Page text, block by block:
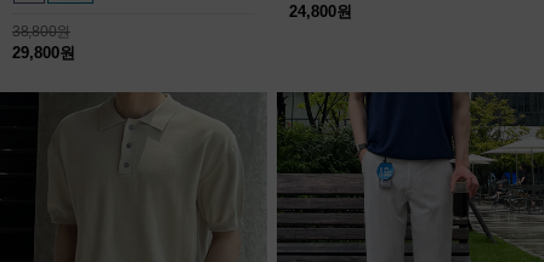
38,800원
29,800원
24,800원